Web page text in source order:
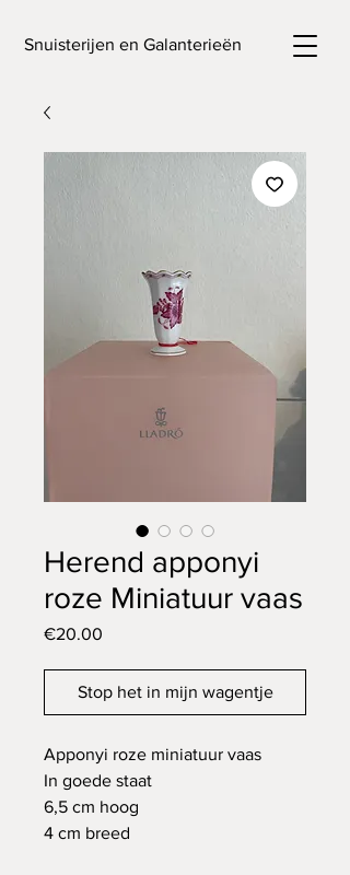
Snuisterijen en Galanterieën
Herend apponyi
roze Miniatuur vaas
€20.00
Stop het in mijn wagentje
Apponyi roze miniatuur vaas
In goede staat
6,5 cm hoog
4 cm breed